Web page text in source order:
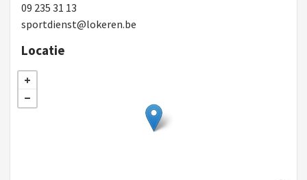
09 235 31 13
sportdienst@lokeren.be
Locatie